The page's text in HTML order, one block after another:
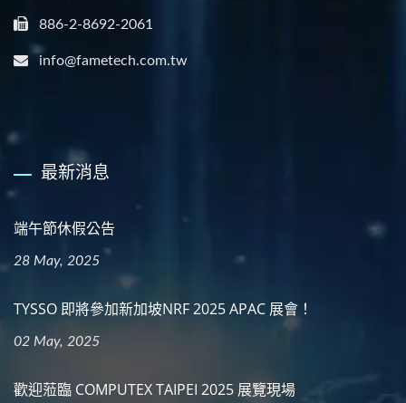
886-2-8692-2061
info@fametech.com.tw
最新消息
端午節休假公告
28 May, 2025
TYSSO 即將參加新加坡NRF 2025 APAC 展會！
02 May, 2025
歡迎蒞臨 COMPUTEX TAIPEI 2025 展覽現場